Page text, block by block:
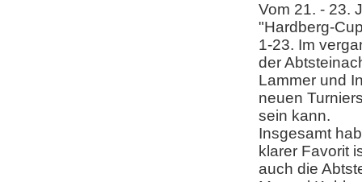
Vom 21. - 23.
"Hardberg-
1-23. Im
der
Lammer und
neuen
sein kann.
Insgesamt
klarer Favorit
auch die